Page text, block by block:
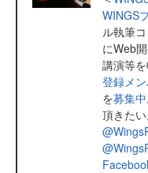
WINGS
ル執筆
にWeb
講演等
登録メ
を募集中
頂きたい